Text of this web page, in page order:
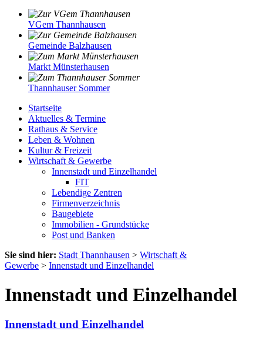
VGem Thannhausen
Gemeinde Balzhausen
Markt Münsterhausen
Thannhauser Sommer
Startseite
Aktuelles & Termine
Rathaus & Service
Leben & Wohnen
Kultur & Freizeit
Wirtschaft & Gewerbe
Innenstadt und Einzelhandel
FIT
Lebendige Zentren
Firmenverzeichnis
Baugebiete
Immobilien - Grundstücke
Post und Banken
Sie sind hier: Stadt Thannhausen > Wirtschaft &
Gewerbe > Innenstadt und Einzelhandel
Innenstadt und Einzelhandel
Innenstadt und Einzelhandel